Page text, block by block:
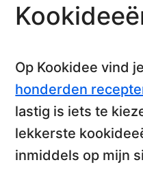
Op Kookidee vind
honderden
lastig is iets te
lekkerste
inmiddels op mijn